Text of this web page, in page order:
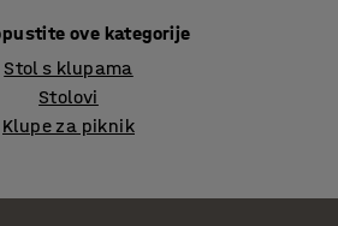
ove kategorije
Stol s klupama
Stolovi
Klupe za piknik